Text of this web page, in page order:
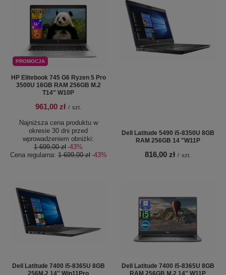
PROMOCJA
HP Elitebook 745 G6 Ryzen 5 Pro
3500U 16GB RAM 256GB M.2
T14" W10P
961,00 zł / szt.
Najniższa cena produktu w
okresie 30 dni przed
wprowadzeniem obniżki:
1 699,00 zł -43%
Cena regularna:1 699,00 zł -43%
Dell Latitude 5490 i5-8350U 8GB
RAM 256GB 14 "W11P
816,00 zł / szt.
Dell Latitude 7400 i5-8365U 8GB
256M.2 14'' Win11Pro
Dell Latitude 7400 i5-8365U 8GB
RAM 256GB M.2 14'' W11P